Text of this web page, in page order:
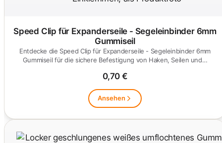
Speed Clip für Expanderseile - Segeleinbinder 6mm
Gummiseil
Entdecke die Speed Clip für Expanderseile - Segeleinbinder 6mm
Gummiseil für die sichere Befestigung von Haken, Seilen und…
0,70 €
Ansehen